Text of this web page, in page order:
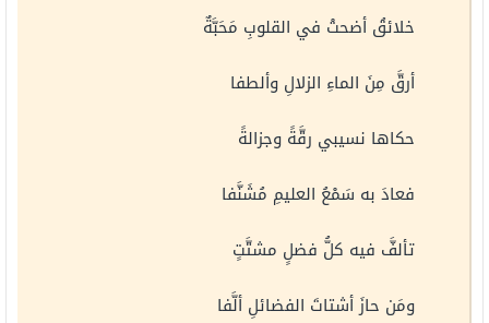
خلائقُ أضحتْ في القلوبِ مَحَبَّةٌ
أرقَّ مِنَ الماءِ الزلالِ وألطفا
حكاها نسيبي رقَّةً وجزالةً
فعادَ به سَمْعُ العليمِ مُشَنَّفا
تألفَّ فيه كلُّ فضلٍ مشتَّتٍ
ومَن حازَ أشتاتَ الفضائلِ ألَّفا